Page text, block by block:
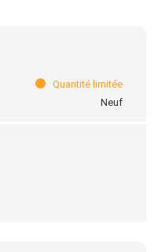
Quantité limitée
Neuf